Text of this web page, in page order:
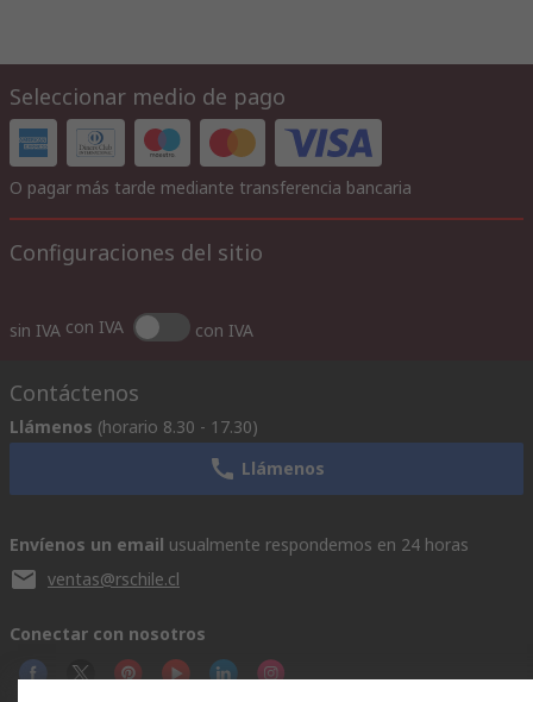
Seleccionar medio de pago
O pagar más tarde mediante transferencia bancaria
Configuraciones del sitio
sin IVA con IVA con IVA
Contáctenos
Llámenos (horario 8.30 - 17.30)
Llámenos
Envíenos un email usualmente respondemos en 24 horas
ventas@rschile.cl
Conectar con nosotros